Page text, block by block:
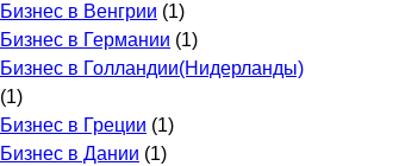
Бизнес в Венгрии (1)
Бизнес в Германии (1)
Бизнес в Голландии(Нидерланды)
(1)
Бизнес в Греции (1)
Бизнес в Дании (1)